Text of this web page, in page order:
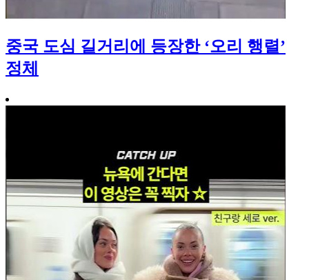
중국 도심 길거리에 등장한 ‘오리 행렬’
정체